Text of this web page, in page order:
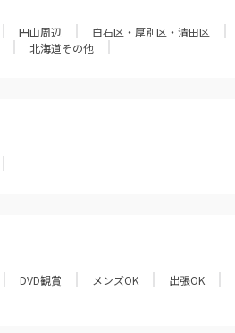
円山周辺 白石区・厚別区・清田区
北海道その他
DVD観賞 メンズOK 出張OK